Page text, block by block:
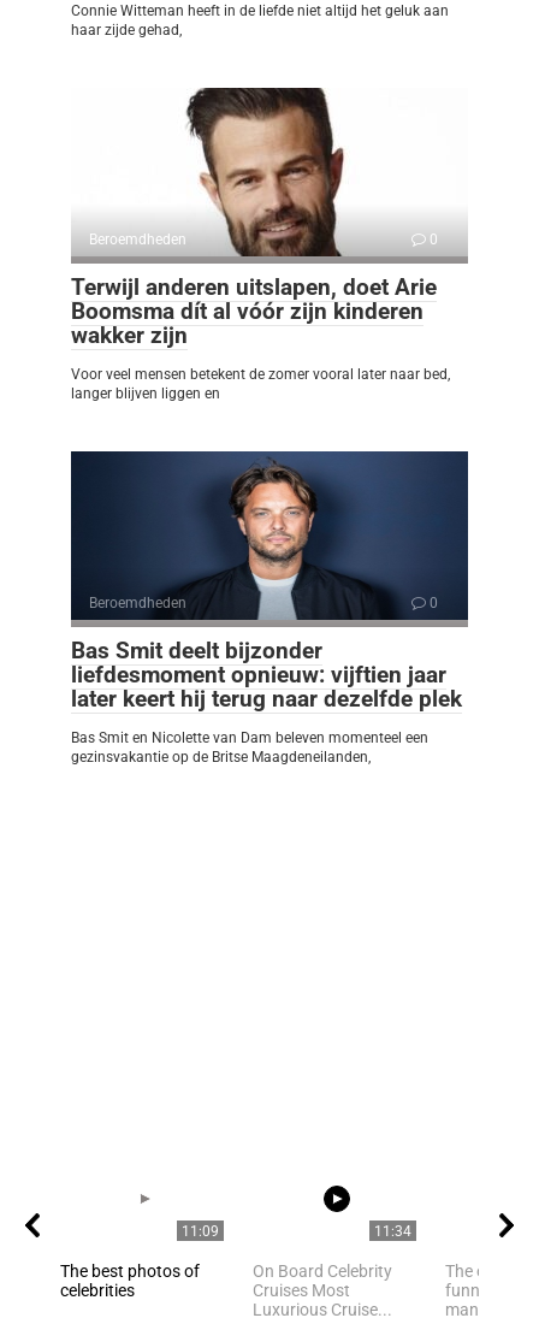
Connie Witteman heeft in de liefde niet altijd het geluk aan
haar zijde gehad,
Beroemdheden 0
Terwijl anderen uitslapen, doet Arie
Boomsma dít al vóór zijn kinderen
wakker zijn
Voor veel mensen betekent de zomer vooral later naar bed,
langer blijven liggen en
Beroemdheden 0
Bas Smit deelt bijzonder
liefdesmoment opnieuw: vijftien jaar
later keert hij terug naar dezelfde plek
Bas Smit en Nicolette van Dam beleven momenteel een
gezinsvakantie op de Britse Maagdeneilanden,
11:09
The best photos of
celebrities
11:34
On Board Celebrity
Cruises Most
Luxurious Cruise...
The owner
funny cat
many of us